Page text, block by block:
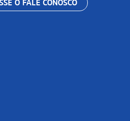
O FALE CONOSCO